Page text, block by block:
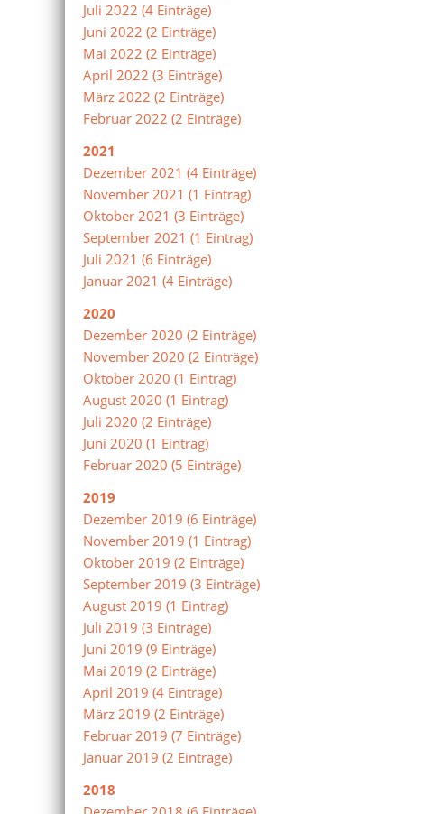
Juli 2022 (4 Einträge)
Juni 2022 (2 Einträge)
Mai 2022 (2 Einträge)
April 2022 (3 Einträge)
März 2022 (2 Einträge)
Februar 2022 (2 Einträge)
2021
Dezember 2021 (4 Einträge)
November 2021 (1 Eintrag)
Oktober 2021 (3 Einträge)
September 2021 (1 Eintrag)
Juli 2021 (6 Einträge)
Januar 2021 (4 Einträge)
2020
Dezember 2020 (2 Einträge)
November 2020 (2 Einträge)
Oktober 2020 (1 Eintrag)
August 2020 (1 Eintrag)
Juli 2020 (2 Einträge)
Juni 2020 (1 Eintrag)
Februar 2020 (5 Einträge)
2019
Dezember 2019 (6 Einträge)
November 2019 (1 Eintrag)
Oktober 2019 (2 Einträge)
September 2019 (3 Einträge)
August 2019 (1 Eintrag)
Juli 2019 (3 Einträge)
Juni 2019 (9 Einträge)
Mai 2019 (2 Einträge)
April 2019 (4 Einträge)
März 2019 (2 Einträge)
Februar 2019 (7 Einträge)
Januar 2019 (2 Einträge)
2018